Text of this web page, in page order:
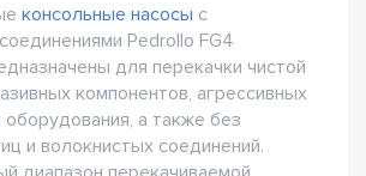
консольные насосы с
Pedrollo FG4
для перекачки чистой
компонентов, агрессивных
а также без
и волокнистых соединений.